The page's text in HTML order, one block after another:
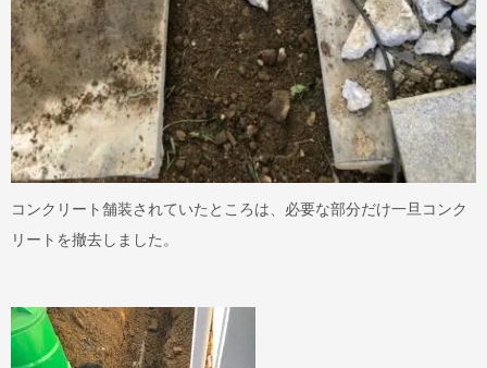
コンクリート舗装されていたところは、必要な部分だけ一旦コンク
リートを撤去しました。